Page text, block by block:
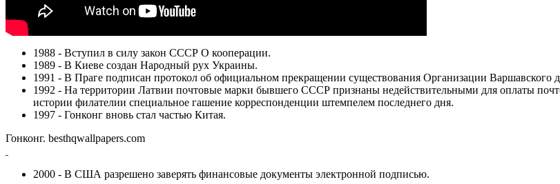
1988 - Вступил в силу закон СССР О кооперации.
1989 - В Киеве создан Народный рух Украины.
1991 - В Праге подписан протокол об официальном прекращении существования Организации Варшавского
1992 - На территории Латвии почтовые марки бывшего СССР признаны недействительными для оплаты
истории филателии специальное гашение корреспонденции штемпелем последнего дня.
1997 - Гонконг вновь стал частью Китая.
Гонконг. besthqwallpapers.com
2000 - В США разрешено заверять финансовые документы электронной подписью.